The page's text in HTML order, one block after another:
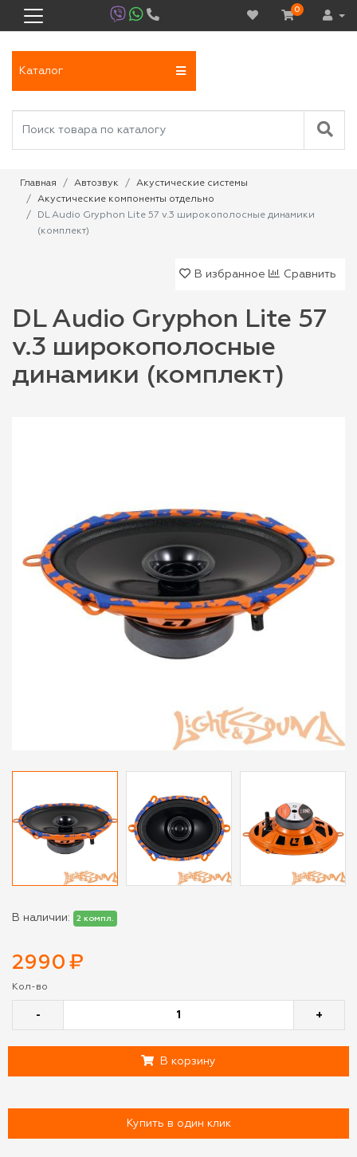
0
Каталог
Главная Автозвук
Акустические системы
Акустические компоненты отдельно
DL Audio Gryphon Lite 57 v.3 широкополосные динамики
(комплект)
В избранное Сравнить
DL Audio Gryphon Lite 57
v.3 широкополосные
динамики (комплект)
В наличии: 2 компл.
2990 ₽
Кол-во
- +
В корзину
Купить в один клик